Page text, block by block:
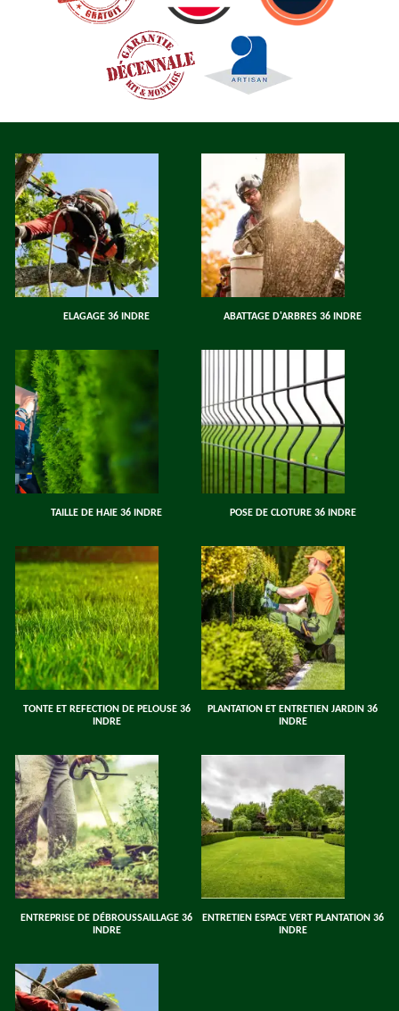
ELAGAGE 36 INDRE ABATTAGE D'ARBRES 36 INDRE
TAILLE DE HAIE 36 INDRE POSE DE CLOTURE 36 INDRE
TONTE ET REFECTION DE PELOUSE 36
INDRE
PLANTATION ET ENTRETIEN JARDIN 36
INDRE
ENTREPRISE DE DÉBROUSSAILLAGE 36
INDRE
ENTRETIEN ESPACE VERT PLANTATION 36
INDRE